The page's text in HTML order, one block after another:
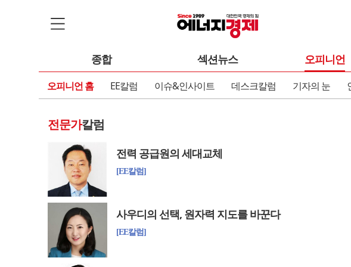
종합 섹션뉴스 오피니언
오피니언 홈 EE칼럼 이슈&인사이트 데스크칼럼 기자의 눈
전문가칼럼
전력 공급원의 세대교체
[EE칼럼]
사우디의 선택, 원자력 지도를 바꾼다
[EE칼럼]